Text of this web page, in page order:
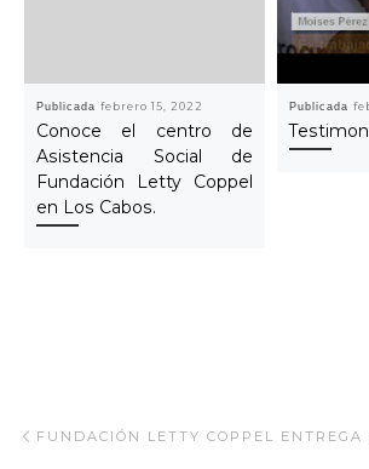
Publicadafebrero 15, 2022
Conoce el centro de
Asistencia Social de
Fundación Letty Coppel
en Los Cabos.
Publicada
Navegar Artículo